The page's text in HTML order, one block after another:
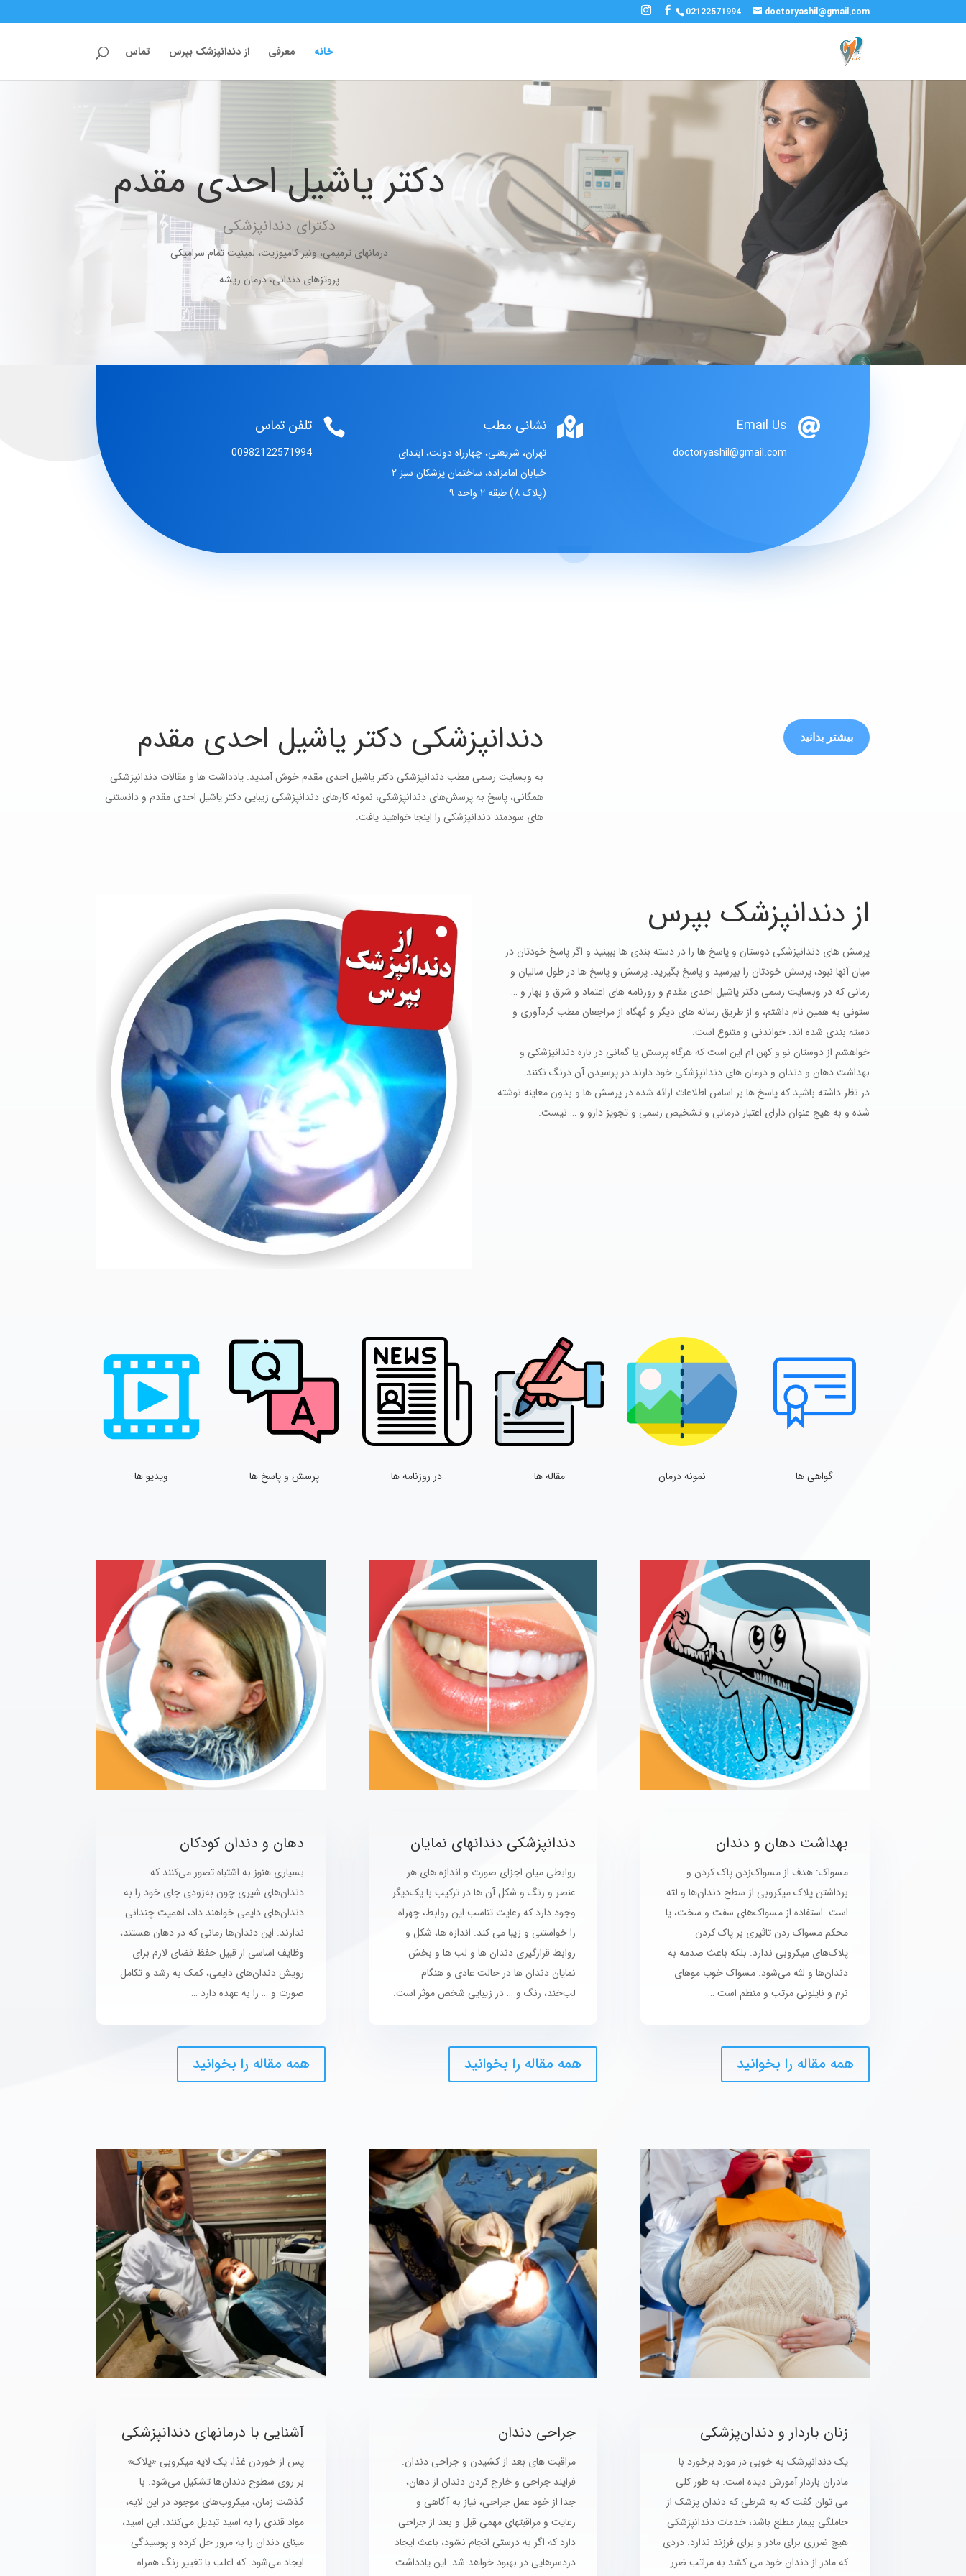
02122571994 doctoryashil@gmail.com
خانه معرفی از دندانپزشک بپرس تماس
دکتر یاشیل احدی مقدم
دکترای دندانپزشکی
درمانهای ترمیمی، ونیر کامپوزیت، لمینیت تمام سرامیکی
پروتزهای دندانی، درمان ریشه
 تلفن تماس
00982122571994
 نشانی مطب
تهران، شریعتی، چهارراه دولت، ابتدای
خیابان امامزاده، ساختمان پزشکان سبز ۲
(پلاک ۸) طبقه ۲ واحد ۹

Email Us
doctoryashil@gmail.com
دندانپزشکی دکتر یاشیل احدی مقدم
به وبسایت رسمی مطب دندانپزشکی دکتر یاشیل احدی مقدم خوش آمدید. یادداشت ها و مقالات دندانپزشکی
همگانی، پاسخ به پرسش‌های دندانپزشکی، نمونه کارهای دندانپزشکی زیبایی دکتر یاشیل احدی مقدم و دانستنی
های سودمند دندانپزشکی را اینجا خواهید یافت.
بیشتر بدانید
از دندانپزشک بپرس
پرسش های دندانپزشکی دوستان و پاسخ ها را در دسته بندی ها ببینید و اگر پاسخ خودتان در
میان آنها نبود، پرسش خودتان را بپرسید و پاسخ بگیرید. پرسش و پاسخ ها در طول سالیان و
زمانی که در وبسایت رسمی دکتر یاشیل احدی مقدم و روزنامه های اعتماد و شرق و بهار و …
ستونی به همین نام داشتم، و از طریق رسانه های دیگر و گهگاه از مراجعان مطب گردآوری و
دسته بندی شده اند. خواندنی و متنوع است.
خواهشم از دوستان نو و کهن ام این است که هرگاه پرسش یا گمانی در باره دندانپزشکی و
بهداشت دهان و دندان و درمان های دندانپزشکی خود دارند در پرسیدن آن درنگ نکنند.
در نظر داشته باشید که پاسخ ها بر اساس اطلاعات ارائه شده در پرسش ها و بدون معاینه نوشته
شده و به هیج عنوان دارای اعتبار درمانی و تشخیص رسمی و تجویز دارو و … نیست.
ویدیو ها پرسش و پاسخ ها در روزنامه ها مقاله ها نمونه درمان گواهی ها
دهان و دندان کودکان
بسیاری هنوز به اشتباه تصور می‌کنند که
دندان‌های شیری چون به‌زودی جای خود را به
دندان‌های دایمی خواهند داد، اهمیت چندانی
ندارند. این دندان‌ها زمانی که در دهان هستند،
وظایف اساسی از قبیل حفظ فضای لازم برای
رویش دندان‌های دایمی، کمک به رشد و تکامل
صورت و … را به عهده دارد …
همه مقاله را بخوانید
دندانپزشکی دندانهای نمایان
روابطی میان اجزای صورت و اندازه های هر
عنصر و رنگ و شکل آن ها در ترکیب با یک‌دیگر
وجود دارد که رعایت تناسب این روابط، چهراه
را خواستنی و زیبا می کند. اندازه ها، شکل و
روابط قرارگیری دندان ها و لب ها و بخش
نمایان دندان ها در حالت عادی و هنگام
لب‌خند، رنگ و … در زیبایی شخص موثر است.
همه مقاله را بخوانید
بهداشت دهان و دندان
مسواک: هدف از مسواک‌زدن پاک کردن و
برداشتن پلاک میکروبی از سطح دندان‌ها و لثه
است. استفاده از مسواک‌های سفت و سخت، یا
محکم مسواک زدن تاثیری بر پاک کردن
پلاک‌های میکروبی ندارد. بلکه باعث صدمه به
دندان‌ها و لثه می‌شود. مسواک خوب موهای
نرم و نایلونی مرتب و منظم است …
همه مقاله را بخوانید
آشنایی با درمانهای دندانپزشکی
پس از خوردن غذا، یک لایه میکروبی «پلاک»
بر روی سطوح دندان‌ها تشکیل می‌شود. با
گذشت زمان، میکروب‌های موجود در این لایه،
مواد قندی را به اسید تبدیل می‌کنند. این اسید،
مینای دندان را به مرور حل کرده و پوسیدگی
ایجاد می‌شود. که اغلب با تغییر رنگ همراه
جراحی دندان
مراقبت های بعد از کشیدن و جراحی دندان.
فرایند جراحی و خارج کردن دندان از دهان،
جدا از خود عمل جراحی، نیاز به آگاهی و
رعایت و مراقبتهای مهمی قبل و بعد از جراحی
دارد که اگر به درستی انجام نشود، باعث ایجاد
دردسرهایی در بهبود خواهد شد. این یادداشت
زنان باردار و دندان‌پزشکی
یک دندانپزشک به خوبی در مورد برخورد با
مادران باردار آموزش دیده است. به طور کلی
می توان گفت که به شرطی که دندان پزشک از
حاملگی بیمار مطلع باشد، خدمات دندانپزشکی
هیچ ضرری برای مادر و برای فرزند ندارد. دردی
که مادر از دندان خود می کشد به مراتب ضرر